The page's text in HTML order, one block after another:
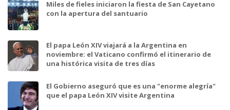
Miles de fieles iniciaron la fiesta de San Cayetano
con la apertura del santuario
El papa León XIV viajará a la Argentina en
noviembre: el Vaticano confirmó el itinerario de
una histórica visita de tres días
El Gobierno aseguró que es una "enorme alegría"
que el papa León XIV visite Argentina